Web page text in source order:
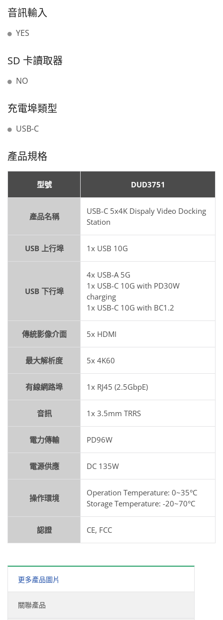
音訊輸入
YES
SD 卡讀取器
NO
充電埠類型
USB-C
產品規格
型號 DUD3751
產品名稱
USB-C 5x4K Dispaly Video Docking
Station
USB 上行埠 1x USB 10G
USB 下行埠
4x USB-A 5G
1x USB-C 10G with PD30W
charging
1x USB-C 10G with BC1.2
傳統影像介面 5x HDMI
最大解析度 5x 4K60
有線網路埠 1x RJ45 (2.5GbpE)
音訊 1x 3.5mm TRRS
電力傳輸 PD96W
電源供應 DC 135W
操作環境
Operation Temperature: 0~35°C
Storage Temperature: -20~70°C
認證 CE, FCC
更多產品圖片
關聯產品